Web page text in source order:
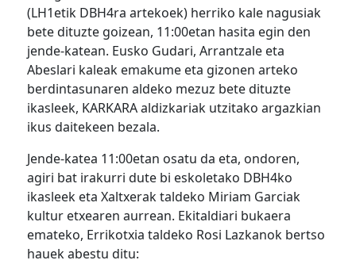
(LH1etik DBH4ra artekoek) herriko kale nagusiak
bete dituzte goizean, 11:00etan hasita egin den
jende-katean. Eusko Gudari, Arrantzale eta
Abeslari kaleak emakume eta gizonen arteko
berdintasunaren aldeko mezuz bete dituzte
ikasleek, KARKARA aldizkariak utzitako argazkian
ikus daitekeen bezala.
Jende-katea 11:00etan osatu da eta, ondoren,
agiri bat irakurri dute bi eskoletako DBH4ko
ikasleek eta Xaltxerak taldeko Miriam Garciak
kultur etxearen aurrean. Ekitaldiari bukaera
emateko, Errikotxia taldeko Rosi Lazkanok bertso
hauek abestu ditu: